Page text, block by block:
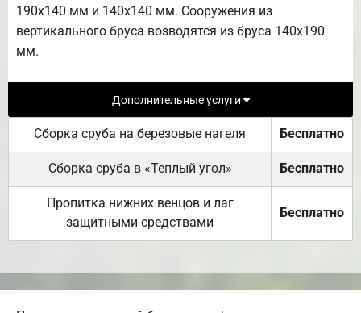
190х140 мм и 140х140 мм. Сооружения из
вертикального бруса возводятся из бруса 140х190
мм.
Дополнительные услуги
Сборка сруба на березовые нагеля Бесплатно
Сборка сруба в «Теплый угол» Бесплатно
Пропитка нижних венцов и лаг
защитными средствами
Бесплатно